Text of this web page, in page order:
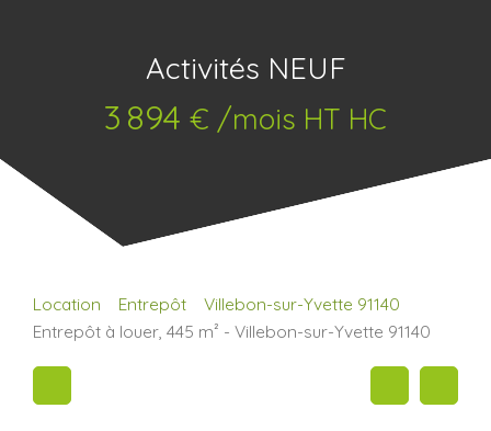
Activités NEUF
3 894 € /mois HT HC
Location Entrepôt
Villebon-sur-Yvette 91140
Entrepôt à louer, 445 m² - Villebon-sur-Yvette 91140